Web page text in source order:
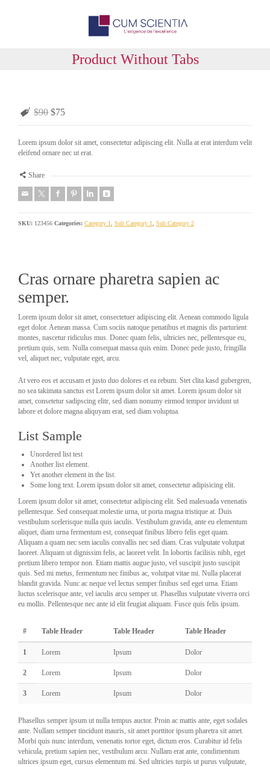
Product Without Tabs
$90 $75
Lorem ipsum dolor sit amet, consectetur adipiscing elit. Nulla at erat interdum velit
eleifend ornare nec ut erat.
Share
SKU: 123456 Categories: Category 1 Sub Category 1 Sub Category 2
Cras ornare pharetra sapien ac
semper.
Lorem ipsum dolor sit amet, consectetuer adipiscing elit. Aenean commodo ligula
eget dolor. Aenean massa. Cum sociis natoque penatibus et magnis dis parturient
montes, nascetur ridiculus mus. Donec quam felis, ultricies nec, pellentesque eu,
pretium quis, sem. Nulla consequat massa quis enim. Donec pede justo, fringilla
vel, aliquet nec, vulputate eget, arcu.
At vero eos et accusam et justo duo dolores et ea rebum. Stet clita kasd gubergren,
no sea takimata sanctus est Lorem ipsum dolor sit amet. Lorem ipsum dolor sit
amet, consetetur sadipscing elitr, sed diam nonumy eirmod tempor invidunt ut
labore et dolore magna aliquyam erat, sed diam voluptua.
List Sample
Unordered list test
Another list element.
Yet another element in the list.
Some long text. Lorem ipsum dolor sit amet, consectetur adipisicing elit.
Lorem ipsum dolor sit amet, consectetur adipiscing elit. Sed malesuada venenatis
pellentesque. Sed consequat molestie urna, ut porta magna tristique at. Duis
vestibulum scelerisque nulla quis iaculis. Vestibulum gravida, ante eu elementum
aliquet, diam urna fermentum est, consequat finibus libero felis eget quam.
Aliquam a quam nec sem iaculis convallis nec sed diam. Cras vulputate volutpat
laoreet. Aliquam ut dignissim felis, ac laoreet velit. In lobortis facilisis nibh, eget
pretium libero tempor non. Etiam mattis augue justo, vel suscipit justo suscipit
quis. Sed mi metus, fermentum nec finibus ac, volutpat vitae mi. Nulla placerat
blandit gravida. Nunc ac neque vel lectus semper finibus sed eget urna. Etiam
luctus scelerisque ante, vel iaculis arcu semper ut. Phasellus vulputate viverra orci
eu mollis. Pellentesque nec ante id elit feugiat aliquam. Fusce quis felis ipsum.
# Table Header Table Header Table Header
1 Lorem Ipsum Dolor
2 Lorem Ipsum Dolor
3 Lorem Ipsum Dolor
Phasellus semper ipsum ut nulla tempus auctor. Proin ac mattis ante, eget sodales
ante. Nullam semper tincidunt mauris, sit amet porttitor ipsum pharetra sit amet.
Morbi quis nunc interdum, venenatis tortor eget, dictum eros. Curabitur id felis
vehicula, pretium sapien nec, vestibulum arcu. Nullam erat ante, condimentum
ultrices ipsum eget, cursus elementum mi. Sed ultricies turpis ut purus vulputate,